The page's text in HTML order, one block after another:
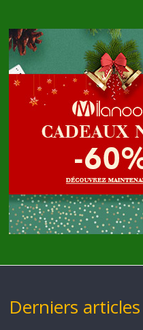
Derniers articles